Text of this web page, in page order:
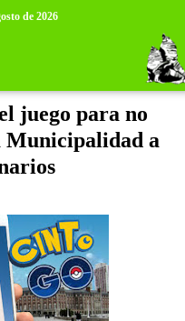
de 2026
juego para no
Municipalidad a